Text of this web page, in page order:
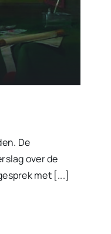
De
over de
met [...]